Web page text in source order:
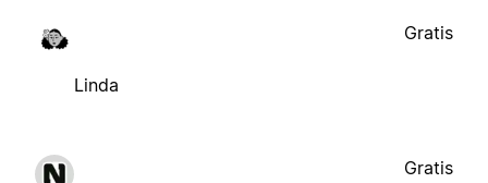
Linda
Gratis
Gratis